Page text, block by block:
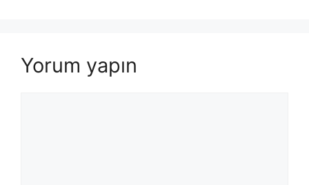
Yorum yapın